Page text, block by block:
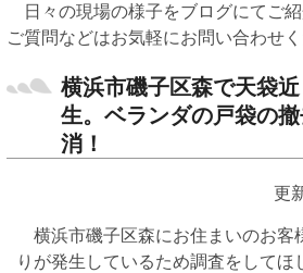
日々の現場の様子をブログにてご紹
ご質問などはお気軽にお問い合わせく
横浜市磯子区森で天袋
生。ベランダの戸袋の
消！
更
横浜市磯子区森にお住まいのお客
りが発生しているため調査をしてほ